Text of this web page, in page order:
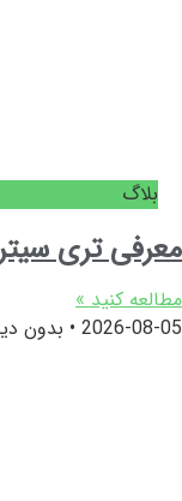
بلاگ
معرفی تری
مطالعه کنید »
2026-08-05
بدون